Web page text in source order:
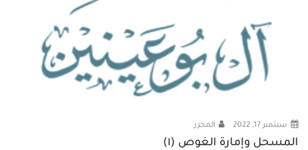
سبتمبر 17, 2022 المحرر
المسحل وإمارة الغوص (١)